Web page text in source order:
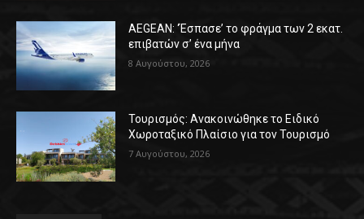
AEGEAN: ‘Έσπασε’ το φράγμα των 2 εκατ.
επιβατών σ’ ένα μήνα
8 Αυγούστου, 2026
Τουρισμός: Ανακοινώθηκε το Ειδικό
Χωροταξικό Πλαίσιο για τον Τουρισμό
7 Αυγούστου, 2026